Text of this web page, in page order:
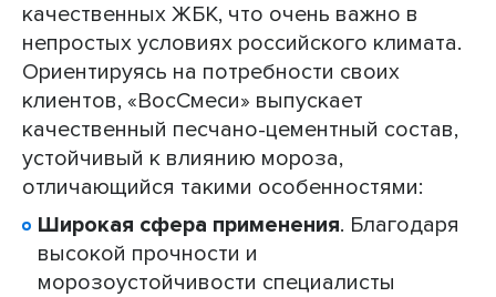
качественных ЖБК, что очень важно в
непростых условиях российского климата.
Ориентируясь на потребности своих
клиентов, «ВосСмеси» выпускает
качественный песчано-цементный состав,
устойчивый к влиянию мороза,
отличающийся такими особенностями:
Широкая сфера применения. Благодаря
высокой прочности и
морозоустойчивости специалисты